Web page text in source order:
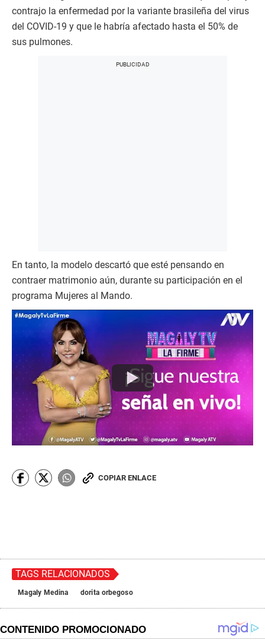
contrajo la enfermedad por la variante brasileña del virus
del COVID-19 y que le habría afectado hasta el 50% de
sus pulmones.
En tanto, la modelo descartó que esté pensando en
contraer matrimonio aún, durante su participación en el
programa Mujeres al Mando.
COPIAR ENLACE
TAGS RELACIONADOS
Magaly Medina dorita orbegoso